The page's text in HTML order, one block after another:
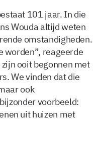
101 jaar. In die
Wouda altijd weten
omstandigheden.
worden”, reageerde
ooit begonnen met
We vinden dat die
ook
voorbeeld:
uit huizen met